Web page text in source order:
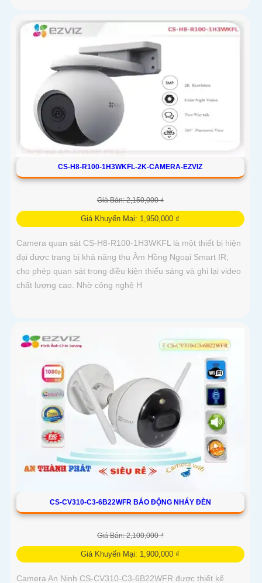
CS-H8-R100-1H3WKFL-2K-CAMERA-EZVIZ
Giá Bán: 2,150,000 ₫
Giá Khuyến Mại: 1,950,000 ₫
Camera quan sát CS-H8-R100-1H3WKFL là một thiết bị hiện
đại được trang bị khả năng thu Âm Hồng Ngoại Smart IR,
cho phép quan sát trong điều kiện thiếu sáng và ghi lại video
chất lượng cao. Nhờ công nghệ H
CS-CV310-C3-6B22WFR BÁO ĐỘNG NHÁY ĐÈN
Giá Bán: 2,100,000 ₫
Giá Khuyến Mại: 1,900,000 ₫
Camera An Ninh CS-CV310-C3-6B22WFR được thiết kế